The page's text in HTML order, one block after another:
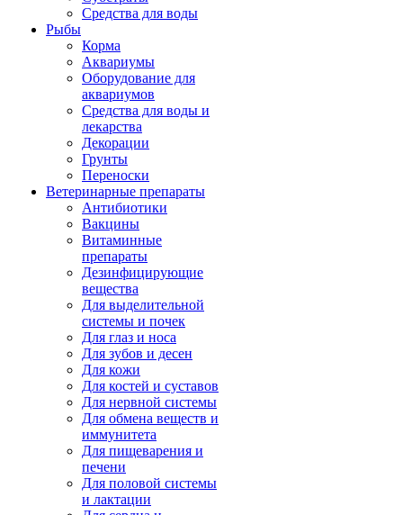
Средства для воды
Рыбы
Корма
Аквариумы
Оборудование для
аквариумов
Средства для воды и
лекарства
Декорации
Грунты
Переноски
Ветеринарные препараты
Антибиотики
Вакцины
Витаминные
препараты
Дезинфицирующие
вещества
Для выделительной
системы и почек
Для глаз и носа
Для зубов и десен
Для кожи
Для костей и суставов
Для нервной системы
Для обмена веществ и
иммунитета
Для пищеварения и
печени
Для половой системы
и лактации